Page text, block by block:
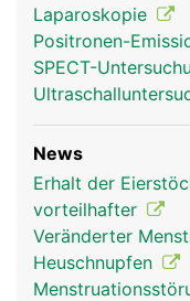
Laparoskopie
Positronen-
SPECT-
News
Erhalt der
vorteilhafter
Veränderter
Heuschnupfen